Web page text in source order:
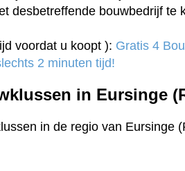
desbetreffende bouwbedrijf te
voordat u koopt ): Gratis 4
2 minuten tijd!
in Eursinge
in de regio van Eursinge